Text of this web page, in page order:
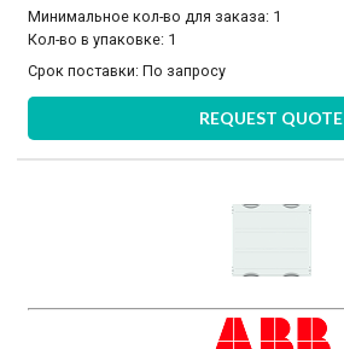
Минимальное кол-во для заказа: 1
Кол-во в упаковке: 1
Срок поставки:По запросу
REQUEST QUOTE